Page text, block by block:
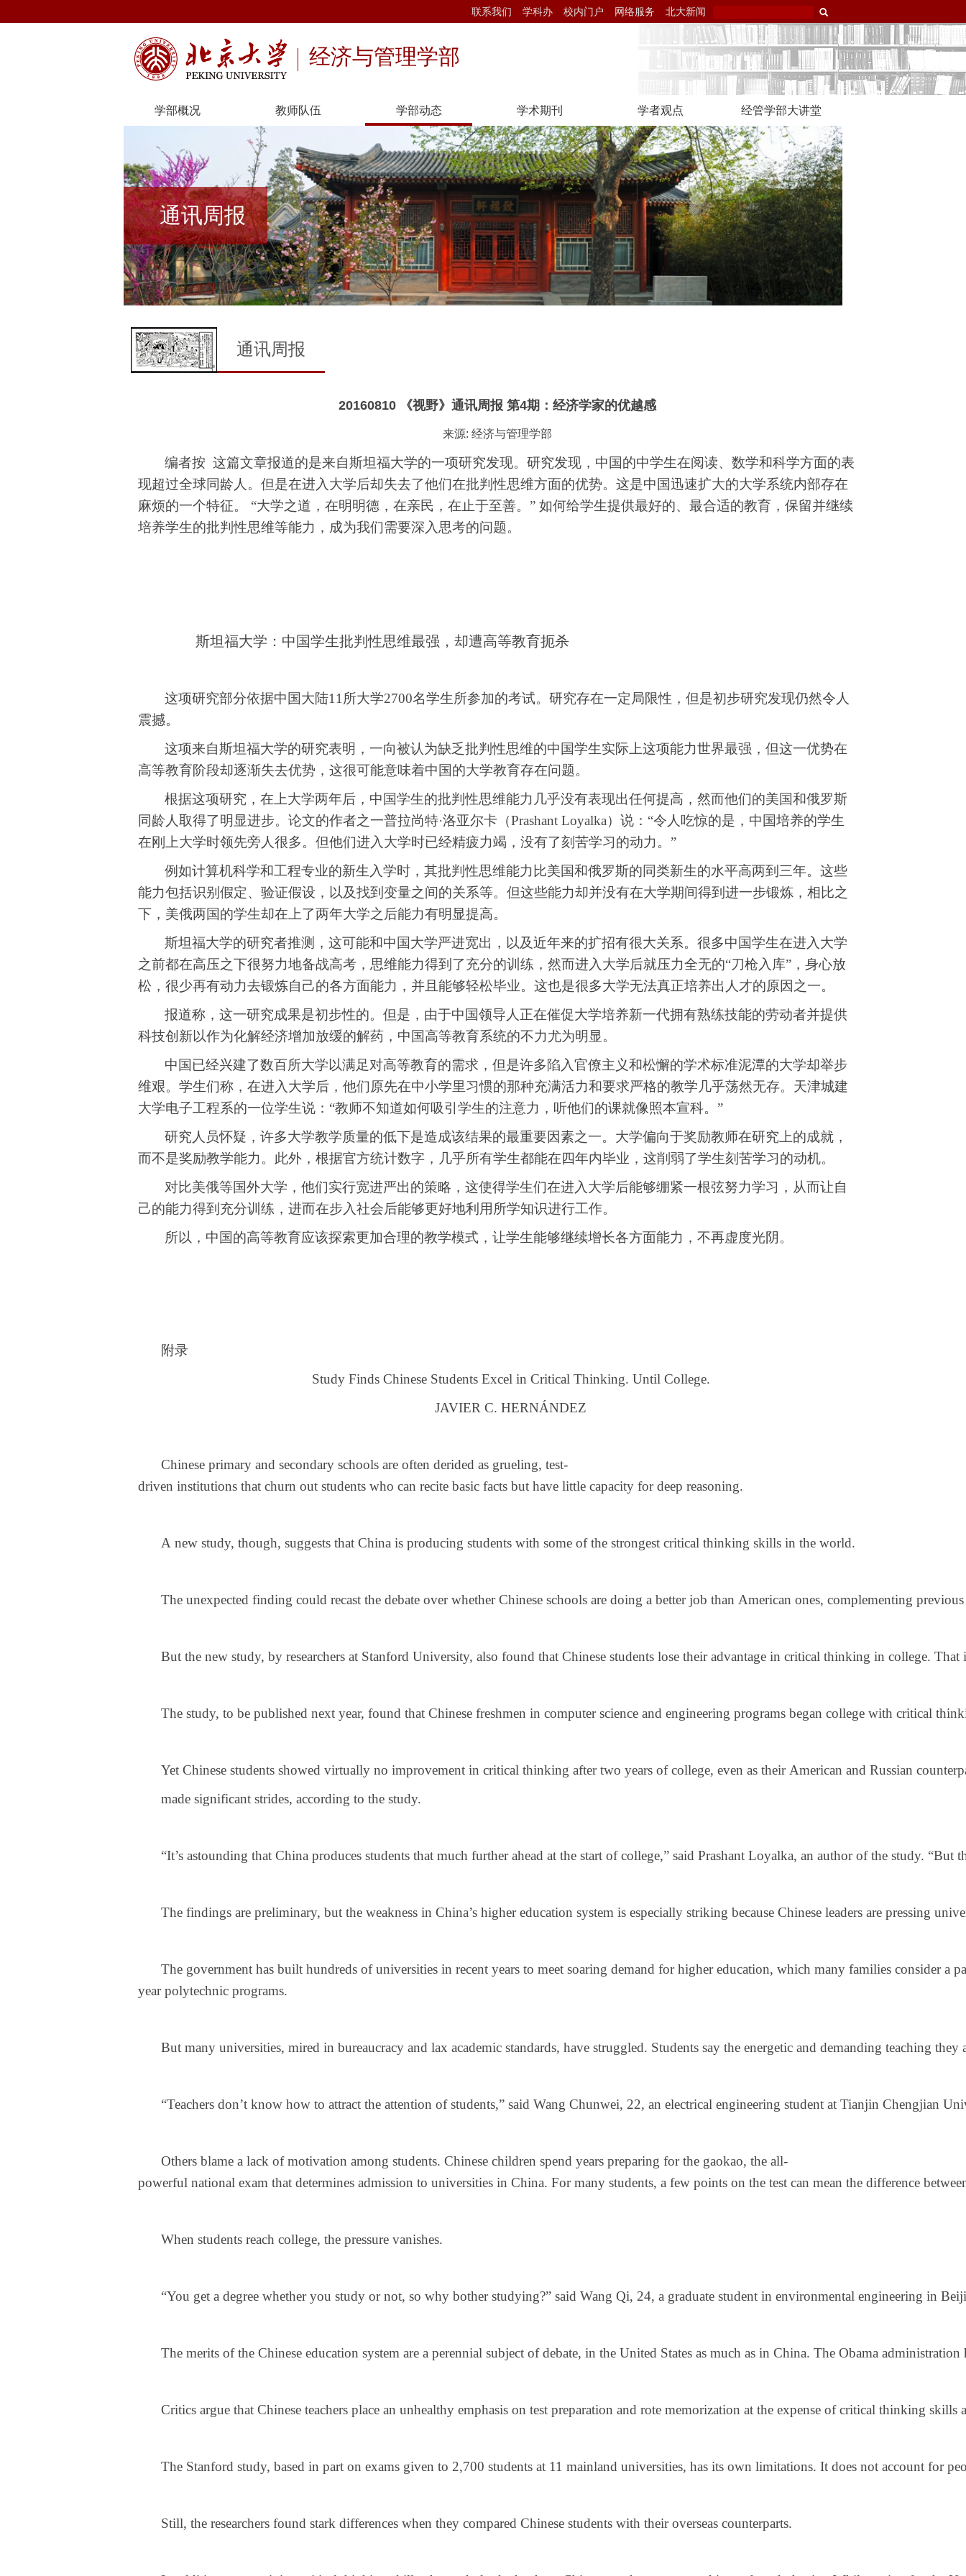
联系我们 学科办 校内门户 网络服务 北大新闻
经济与管理学部
学部概况 教师队伍 学部动态 学术期刊 学者观点 经管学部大讲堂
通讯周报
通讯周报
20160810 《视野》通讯周报 第4期：经济学家的优越感
来源: 经济与管理学部
编者按 这篇文章报道的是来自斯坦福大学的一项研究发现。研究发现 ，中国的中学生在阅读、数学和科学方面的表
现超过全球同龄人。但是在进入大学后却失去了他们在批判性思维方面的优势。这是中国迅速扩大的大学系统内部存在
麻烦的一个特征。 “大学之道，在明明德，在亲民，在止于至善。” 如何给学生提供最好的、最合适的教育，保留并继续
培养学生的批判性思维等能力，成为我们需要深入思考的问题。
斯坦福大学：中国学生批判性思维最强，却遭高等教育扼杀
这项研究部分依据中国大陆11所大学2700名学生所参加的考试。研究存在一定局限性，但是初步研究发现仍然令人
震撼。
这项来自斯坦福大学的研究表明，一向被认为缺乏批判性思维的中国学生实际上这项能力世界最强，但这一优势在
高等教育阶段却逐渐失去优势，这很可能意味着中国的大学教育存在问题。
根据这项研究 ，在上大学两年后 ， 中国学生的批判性思维能力几乎没有表现出任何提高 ，然而他们的美国和俄罗斯
同龄人取得了明显进步。论文的作者之一普拉尚特·洛亚尔卡（Prashant Loyalka）说：“令人吃惊的是，中国培养的学生
在刚上大学时领先旁人很多。但他们进入大学时已经精疲力竭，没有了刻苦学习的动力。”
例如计算机科学和工程专业的新生入学时，其批判性思维能力比美国和俄罗斯的同类新生的水平高两到三年。这些
能力包括识别假定、验证假设，以及找到变量之间的关系等。但这些能力却并没有在大学期间得到进一步锻炼，相比之
下，美俄两国的学生却在上了两年大学之后能力有明显提高。
斯坦福大学的研究者推测，这可能和中国大学严进宽出，以及近年来的扩招有很大关系。很多中国学生在进入大学
之前都在高压之下很努力地备战高考，思维能力得到了充分的训练，然而进入大学后就压力全无的“刀枪入库”，身心放
松，很少再有动力去锻炼自己的各方面能力，并且能够轻松毕业。这也是很多大学无法真正培养出人才的原因之一。
报道称 ，这一研究成果是初步性的。但是 ， 由于中国领导人正在催促大学培养新一代拥有熟练技能的劳动者并提供
科技创新以作为化解经济增加放缓的解药 ， 中国高等教育系统的不力尤为明显。
中国已经兴建了数百所大学以满足对高等教育的需求 ，但是许多陷入官僚主义和松懈的学术标准泥潭的大学却举步
维艰。 学生们称 ， 在进入大学后 ， 他们原先在中小学里习惯的那种充满活力和要求严格的教学几乎荡然无存。天津城建
大学电子工程系的一位学生说：“教师不知道如何吸引学生的注意力，听他们的课就像照本宣科。”
研究人员怀疑 ，许多大学教学质量的低下是造成该结果的最重要因素之一。 大学偏向于奖励教师在研究上的成就 ，
而不是奖励教学能力 。此外，根据官方统计数字，几乎所有学生都能在四年内毕业，这削弱了学生刻苦学习的动机。
对比美俄等国外大学，他们实行宽进严出的策略，这使得学生们在进入大学后能够绷紧一根弦努力学习，从而让自
己的能力得到充分训练，进而在步入社会后能够更好地利用所学知识进行工作。
所以，中国的高等教育应该探索更加合理的教学模式，让学生能够继续增长各方面能力，不再虚度光阴。
附录
Study Finds Chinese Students Excel in Critical Thinking. Until College.
JAVIER C. HERNÁNDEZ
Chinese primary and secondary schools are often derided as grueling, test-
driven institutions that churn out students who can recite basic facts but have little capacity for deep reasoning.
A new study, though, suggests that China is producing students with some of the strongest critical thinking skills in the world.
The unexpected finding could recast the debate over whether Chinese schools are doing a better job than American ones, complementing
But the new study, by researchers at Stanford University, also found that Chinese students lose their advantage in critical thinking in college.
The study, to be published next year, found that Chinese freshmen in computer science and engineering programs began college with critical
Yet Chinese students showed virtually no improvement in critical thinking after two years of college, even as their American and Russian
made significant strides, according to the study.
“It’s astounding that China produces students that much further ahead at the start of college,” said Prashant Loyalka, an author of the study.
The findings are preliminary, but the weakness in China’s higher education system is especially striking because Chinese leaders are pressing
The government has built hundreds of universities in recent years to meet soaring demand for higher education, which many families
year polytechnic programs.
But many universities, mired in bureaucracy and lax academic standards, have struggled. Students say the energetic and demanding teaching
“Teachers don’t know how to attract the attention of students,” said Wang Chunwei, 22, an electrical engineering student at Tianjin Chengjian
Others blame a lack of motivation among students. Chinese children spend years preparing for the gaokao, the all-
powerful national exam that determines admission to universities in China. For many students, a few points on the test can mean the difference
When students reach college, the pressure vanishes.
“You get a degree whether you study or not, so why bother studying?” said Wang Qi, 24, a graduate student in environmental engineering in
The merits of the Chinese education system are a perennial subject of debate, in the United States as much as in China. The Obama
Critics argue that Chinese teachers place an unhealthy emphasis on test preparation and rote memorization at the expense of critical thinking
The Stanford study, based in part on exams given to 2,700 students at 11 mainland universities, has its own limitations. It does not account
Still, the researchers found stark differences when they compared Chinese students with their overseas counterparts.